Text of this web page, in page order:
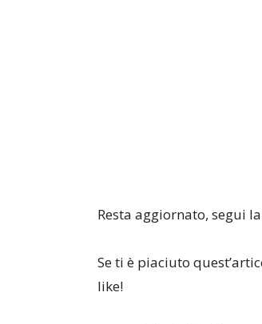
Resta aggiornato, segui
Se ti è piaciuto
like!